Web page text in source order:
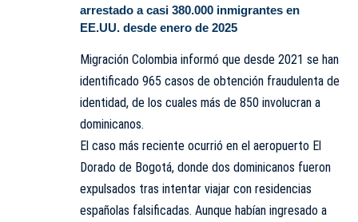
arrestado a casi 380.000 inmigrantes en
EE.UU. desde enero de 2025
Migración Colombia informó que desde 2021 se han
identificado 965 casos de obtención fraudulenta de
identidad, de los cuales más de 850 involucran a
dominicanos.
El caso más reciente ocurrió en el aeropuerto El
Dorado de Bogotá, donde dos dominicanos fueron
expulsados tras intentar viajar con residencias
españolas falsificadas. Aunque habían ingresado a